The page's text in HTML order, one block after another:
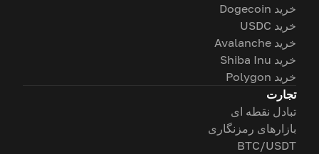
خرید Dogecoin
خرید USDC
خرید Avalanche
خرید Shiba Inu
خرید Polygon
تجارت
تبادل نقطه ای
بازارهای رمزنگاری
BTC/USDT